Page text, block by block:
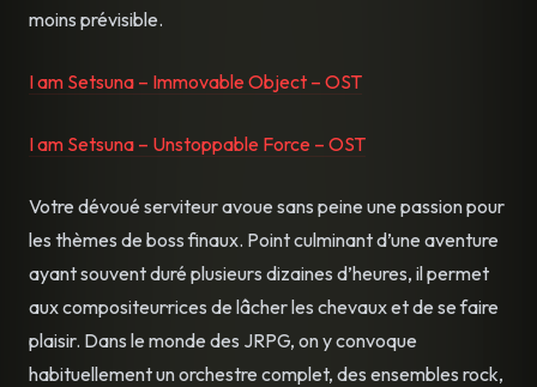
moins prévisible.
I am Setsuna – Immovable Object – OST
I am Setsuna – Unstoppable Force – OST
Votre dévoué serviteur avoue sans peine une passion pour
les thèmes de boss finaux. Point culminant d’une aventure
ayant souvent duré plusieurs dizaines d’heures, il permet
aux compositeur·rices de lâcher les chevaux et de se faire
plaisir. Dans le monde des JRPG, on y convoque
habituellement un orchestre complet, des ensembles rock,